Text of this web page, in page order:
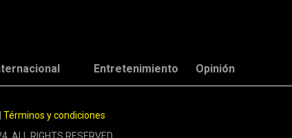
Entretenimiento Opinión
Términos y condiciones